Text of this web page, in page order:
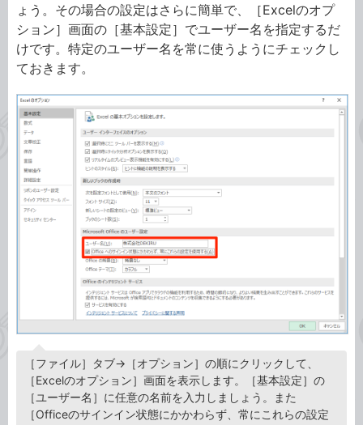
ょう。その場合の設定はさらに簡単で、［Excelのオプ
ション］画面の［基本設定］でユーザー名を指定するだ
けです。特定のユーザー名を常に使うようにチェックし
ておきます。
［ファイル］タブ→［オプション］の順にクリックして、
［Excelのオプション］画面を表示します。［基本設定］の
［ユーザー名］に任意の名前を入力しましょう。また
［Officeのサインイン状態にかかわらず、常にこれらの設定